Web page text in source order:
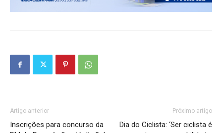
Artigo anterior
Inscrições para concurso da
Próximo artigo
Dia do Ciclista: ‘Ser ciclista é